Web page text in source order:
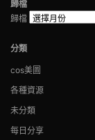
歸檔
歸檔
分類
cos美圖
各種資源
未分類
每日分享